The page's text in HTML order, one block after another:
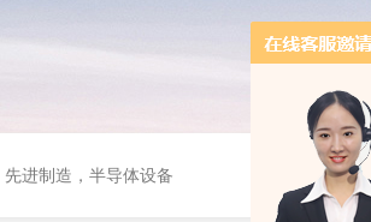
进制造，半导体设备